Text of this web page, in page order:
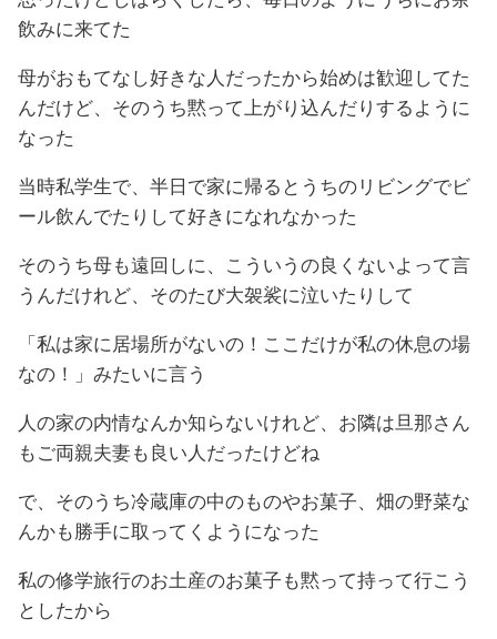
飲みに来てた
母がおもてなし好きな人だったから始めは歓迎してた
んだけど、そのうち黙って上がり込んだりするように
なった
当時私学生で、半日で家に帰るとうちのリビングでビ
ール飲んでたりして好きになれなかった
そのうち母も遠回しに、こういうの良くないよって言
うんだけれど、そのたび大袈裟に泣いたりして
「私は家に居場所がないの！ここだけが私の休息の場
なの！」みたいに言う
人の家の内情なんか知らないけれど、お隣は旦那さん
もご両親夫妻も良い人だったけどね
で、そのうち冷蔵庫の中のものやお菓子、畑の野菜な
んかも勝手に取ってくようになった
私の修学旅行のお土産のお菓子も黙って持って行こう
としたから